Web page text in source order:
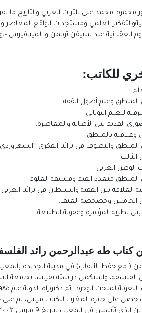
محمود محمد علي للتراث العربي والتاريخ
العلمي ومستجدات الواقع
العقلانية عند ستيفن تولمن و الميتافيرس -
للكاتب:
المنطق وعلم أصول الفقه.
للعلم اليوناني.
القديم بين الأصالة والمعاصرة.
وعلاقته بالمنطق.
المنطق والتصوف في تراثنا الفكري
الوطن العربي
متعدد القيم وفلسفة العلوم
العلاقة بين الفقيه والسلطان في تراثنا
الخامس وخصخصة العنف.
بين نظرية المؤامرة وعفوية الطبيعة.
طه عبدالرحمن رائد الفلسفة
الذي تأسس في المغرب بتاريخ 9 مارس ۲۰۰۲.